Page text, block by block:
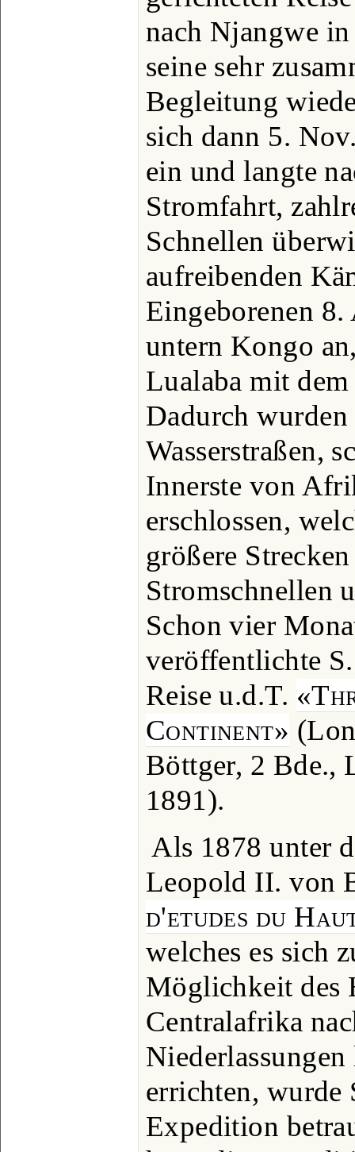
nach Njangwe
seine sehr
Begleitung
sich dann 5.
ein und langte
Stromfahrt,
Schnellen
aufreibenden
Eingeborenen
untern Kongo
Lualaba mit
Dadurch
Wasserstraßen,
Innerste von
erschlossen,
größere
Stromschnellen
Schon vier
veröffentlichte
Reise u.d.T.
Continent»
Böttger, 2 Bde.,
1891).
Als 1878 unter
Leopold II. von
d'etudes du
welches es sich
Möglichkeit des
Centralafrika
errichten, wurde
Expedition